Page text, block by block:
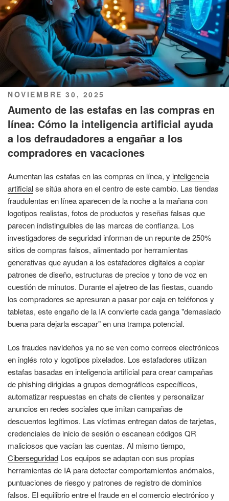
PUBLICADO
EL
NOVIEMBRE 30, 2025
Aumento de las estafas en las compras en
línea: Cómo la inteligencia artificial ayuda
a los defraudadores a engañar a los
compradores en vacaciones
Aumentan las estafas en las compras en línea, y inteligencia
artificialse sitúa ahora en el centro de este cambio. Las tiendas
fraudulentas en línea aparecen de la noche a la mañana con
logotipos realistas, fotos de productos y reseñas falsas que
parecen indistinguibles de las marcas de confianza. Los
investigadores de seguridad informan de un repunte de 250%
sitios de compras falsos, alimentado por herramientas
generativas que ayudan a los estafadores digitales a copiar
patrones de diseño, estructuras de precios y tono de voz en
cuestión de minutos. Durante el ajetreo de las fiestas, cuando
los compradores se apresuran a pasar por caja en teléfonos y
tabletas, este engaño de la IA convierte cada ganga "demasiado
buena para dejarla escapar" en una trampa potencial.
Los fraudes navideños ya no se ven como correos electrónicos
en inglés roto y logotipos pixelados. Los estafadores utilizan
estafas basadas en inteligencia artificial para crear campañas
de phishing dirigidas a grupos demográficos específicos,
automatizar respuestas en chats de clientes y personalizar
anuncios en redes sociales que imitan campañas de
descuentos legítimos. Las víctimas entregan datos de tarjetas,
credenciales de inicio de sesión o escanean códigos QR
maliciosos que vacían las cuentas. Al mismo tiempo,
Ciberseguridad Los equipos se adaptan con sus propias
herramientas de IA para detectar comportamientos anómalos,
puntuaciones de riesgo y patrones de registro de dominios
falsos. El equilibrio entre el fraude en el comercio electrónico y